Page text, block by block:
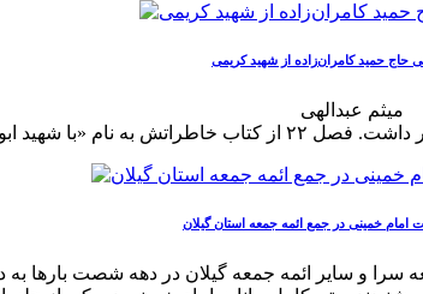
حاج‌ حمید کامران‌زاده از شهید کریمی
میثم عبدالهی
امام خمینی در جمع ائمه جمعه استان گیلان
و سایر ائمه جمعه گیلان در دهه شصت بارها به